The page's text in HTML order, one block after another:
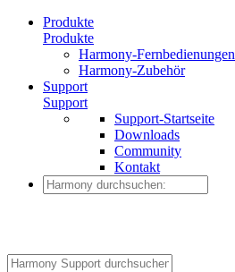
Produkte
Produkte
Harmony-Fernbedienungen
Harmony-Zubehör
Support
Support
Support-Startseite
Downloads
Community
Kontakt